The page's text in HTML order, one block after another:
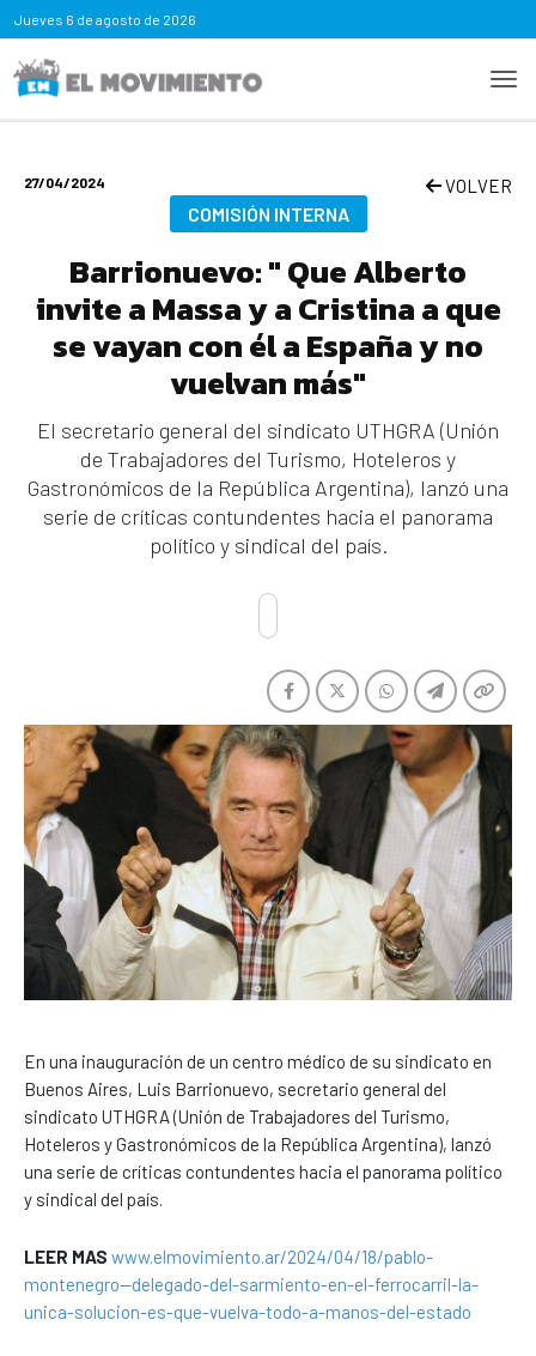
Jueves 6 de agosto de 2026
27/04/2024 VOLVER
COMISIÓN INTERNA
Barrionuevo: " Que Alberto
invite a Massa y a Cristina a que
se vayan con él a España y no
vuelvan más"
El secretario general del sindicato UTHGRA (Unión
de Trabajadores del Turismo, Hoteleros y
Gastronómicos de la República Argentina), lanzó una
serie de críticas contundentes hacia el panorama
político y sindical del país.
En una inauguración de un centro médico de su sindicato en
Buenos Aires, Luis Barrionuevo, secretario general del
sindicato UTHGRA (Unión de Trabajadores del Turismo,
Hoteleros y Gastronómicos de la República Argentina), lanzó
una serie de críticas contundentes hacia el panorama político
y sindical del país.
LEER MAS www.elmovimiento.ar/2024/04/18/pablo-
montenegro--delegado-del-sarmiento-en-el-ferrocarril-la-
unica-solucion-es-que-vuelva-todo-a-manos-del-estado